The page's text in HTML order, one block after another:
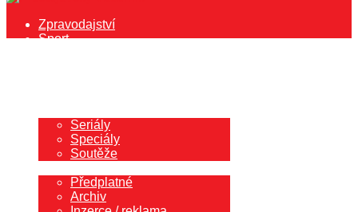
Zpravodajství
Sport
Seriály
Speciály
Soutěže
Předplatné
Archiv